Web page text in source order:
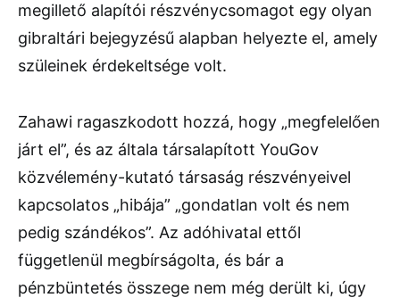
megillető alapítói részvénycsomagot egy olyan
gibraltári bejegyzésű alapban helyezte el, amely
szüleinek érdekeltsége volt.
Zahawi ragaszkodott hozzá, hogy „megfelelően
járt el”, és az általa társalapított YouGov
közvélemény-kutató társaság részvényeivel
kapcsolatos „hibája” „gondatlan volt és nem
pedig szándékos”. Az adóhivatal ettől
függetlenül megbírságolta, és bár a
pénzbüntetés összege nem még derült ki, úgy